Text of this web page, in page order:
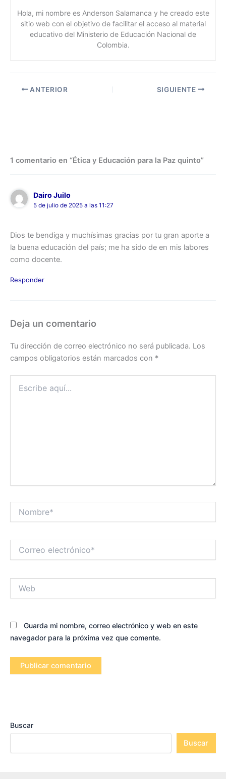
Hola, mi nombre es Anderson Salamanca y he creado este
sitio web con el objetivo de facilitar el acceso al material
educativo del Ministerio de Educación Nacional de
Colombia.
ANTERIOR SIGUIENTE
1 comentario en “Ética y Educación para la Paz quinto”
Dairo Juilo
5 de julio de 2025 a las 11:27
Dios te bendiga y muchísimas gracias por tu gran aporte a
la buena educación del país; me ha sido de en mis labores
como docente.
Responder
Deja un comentario
Tu dirección de correo electrónico no será publicada. Los
campos obligatorios están marcados con *
aquí...
electrónico*
Guarda mi nombre, correo electrónico y web en este
navegador para la próxima vez que comente.
Buscar
Buscar